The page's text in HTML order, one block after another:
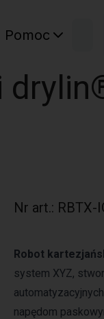
Pomoc
Nr art.: RBTX-
Robot
system XYZ,
napędom